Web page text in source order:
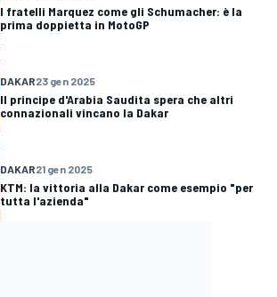
I fratelli Marquez come gli Schumacher: è la
prima doppietta in MotoGP
DAKAR23 gen 2025
Il principe d'Arabia Saudita spera che altri
connazionali vincano la Dakar
DAKAR21 gen 2025
KTM: la vittoria alla Dakar come esempio "per
tutta l'azienda"